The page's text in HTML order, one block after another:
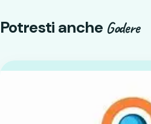
Potresti anche Godere